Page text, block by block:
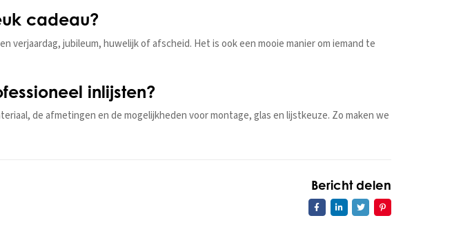
cadeau?
verjaardag, jubileum, huwelijk of afscheid. Het is ook een mooie manier om iemand te
inlijsten?
de afmetingen en de mogelijkheden voor montage, glas en lijstkeuze. Zo maken we
Bericht delen